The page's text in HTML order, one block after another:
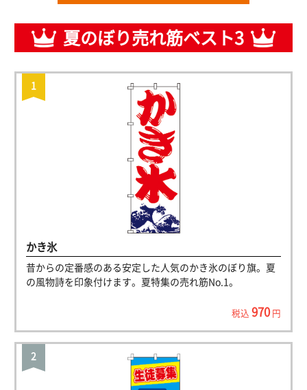
夏のぼり売れ筋ベスト3
かき氷
昔からの定番感のある安定した人気のかき氷のぼり旗。夏
の風物詩を印象付けます。夏特集の売れ筋No.1。
税込 970円